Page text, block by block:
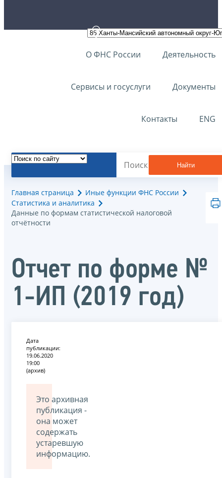
О ФНС России Деятельность
Сервисы и госуслуги Документы
Контакты ENG
Найти
Главная страница
Иные функции ФНС России
Статистика и аналитика
Данные по формам статистической налоговой
отчётности
Отчет по форме №
1-ИП (2019 год)
Дата
публикации:
19.06.2020
19:00
(архив)
Это архивная
публикация -
она может
содержать
устаревшую
информацию.